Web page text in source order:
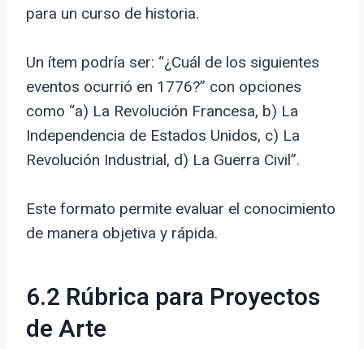
para un curso de historia.
Un ítem podría ser: “¿Cuál de los siguientes
eventos ocurrió en 1776?” con opciones
como “a) La Revolución Francesa, b) La
Independencia de Estados Unidos, c) La
Revolución Industrial, d) La Guerra Civil”.
Este formato permite evaluar el conocimiento
de manera objetiva y rápida.
6.2 Rúbrica para Proyectos
de Arte